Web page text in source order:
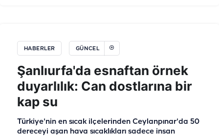
HABERLER GÜNCEL
Şanlıurfa'da esnaftan örnek
duyarlılık: Can dostlarına bir
kap su
Türkiye'nin en sıcak ilçelerinden Ceylanpınar'da 50
dereceyi aşan hava sıcaklıkları sadece insan